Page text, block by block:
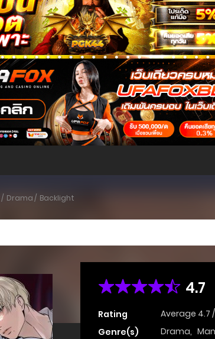
Drama Backlight
4.7
Rating Average 4.7 /
Genre(s)
Drama,